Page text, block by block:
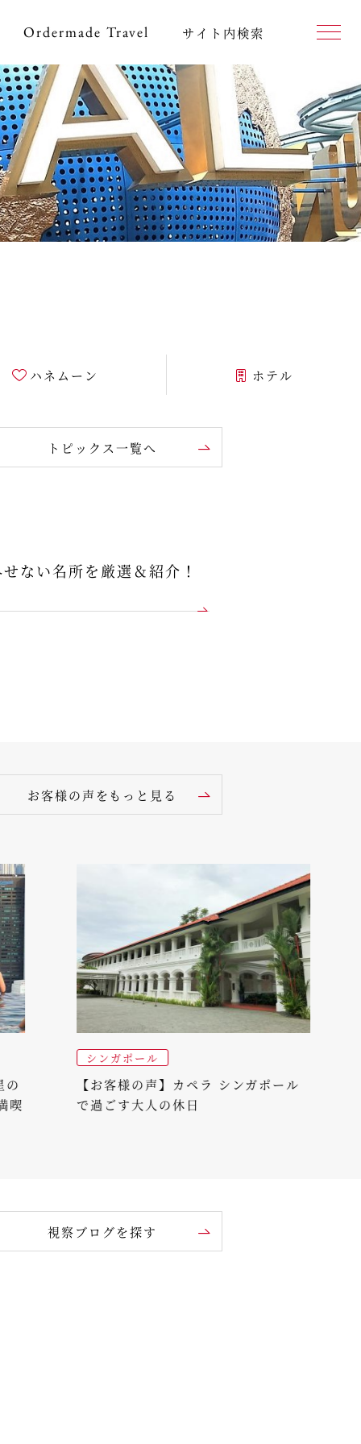
Ordermade Travel サイト内検索
ハネムーン ホテル
ない名所を厳選＆紹介！
トピックス一覧へ
シンガポール
【お客様の声】カペラ シンガポール
で過ごす大人の休日
お客様の声をもっと見る
視察ブログを探す